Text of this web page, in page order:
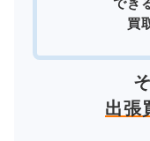
でき
買
出張